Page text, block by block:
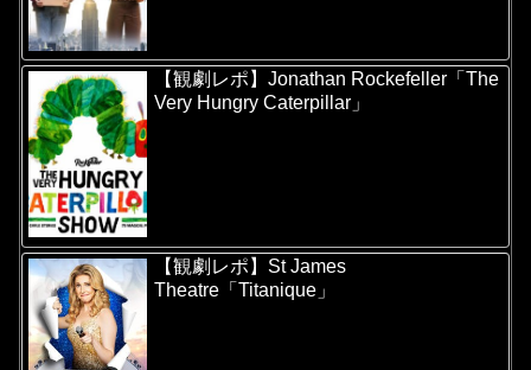
【観劇レポ】Jonathan Rockefeller「The
Very Hungry Caterpillar」
【観劇レポ】St James
Theatre「Titanique」